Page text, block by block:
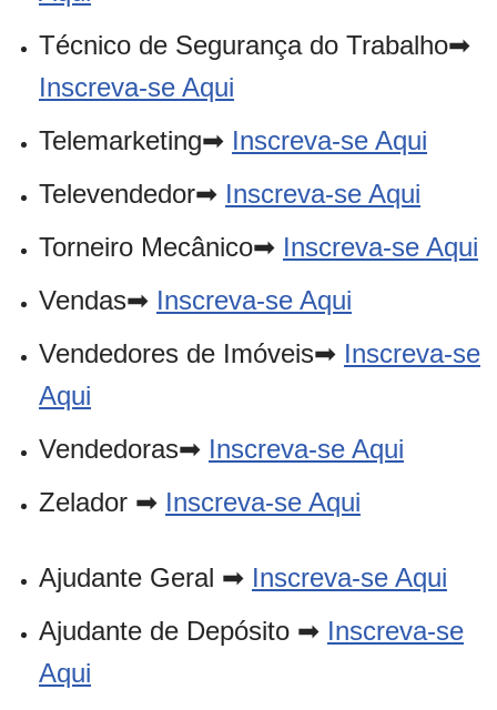
Técnico de Segurança do Trabalho➡
Inscreva-se Aqui
Telemarketing➡ Inscreva-se Aqui
Televendedor➡ Inscreva-se Aqui
Torneiro Mecânico➡ Inscreva-se Aqui
Vendas➡ Inscreva-se Aqui
Vendedores de Imóveis➡ Inscreva-se
Aqui
Vendedoras➡ Inscreva-se Aqui
Zelador ➡ Inscreva-se Aqui
Ajudante Geral ➡ Inscreva-se Aqui
Ajudante de Depósito ➡ Inscreva-se
Aqui